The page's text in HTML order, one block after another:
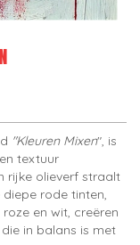
"Kleuren Mixen", is
textuur
rijke olieverf straalt
diepe rode tinten,
en wit, creëren
in balans is met